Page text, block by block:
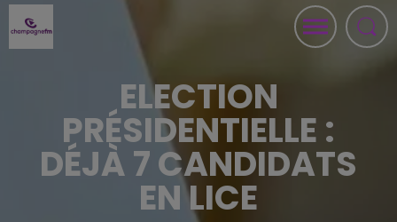
ELECTION
PRÉSIDENTIELLE :
DÉJÀ 7 CANDIDATS
EN LICE